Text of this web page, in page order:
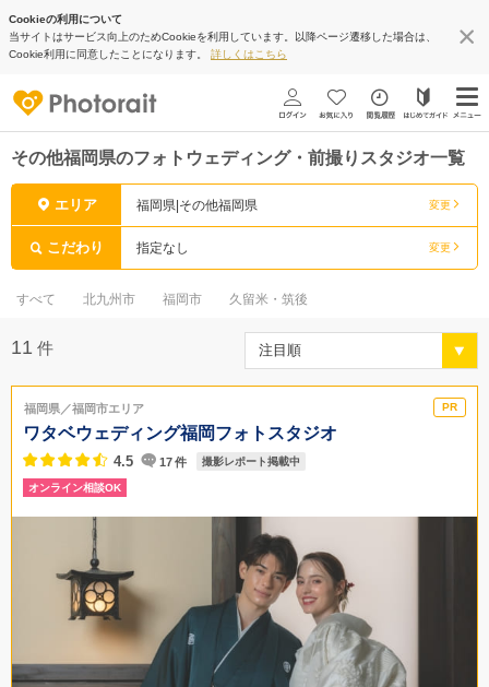
Cookieの利用について
当サイトはサービス向上のためCookieを利用しています。以降ページ遷移した場合は、
Cookie利用に同意したことになります。 詳しくはこちら
その他福岡県のフォトウェディング・前撮りスタジオ一覧
エリア 福岡県|その他福岡県 変更
こだわり 指定なし 変更
すべて 北九州市 福岡市 久留米・筑後
11 件
福岡県／福岡市エリア
ワタベウェディング福岡フォトスタジオ
4.5 17件 撮影レポート掲載中
オンライン相談OK